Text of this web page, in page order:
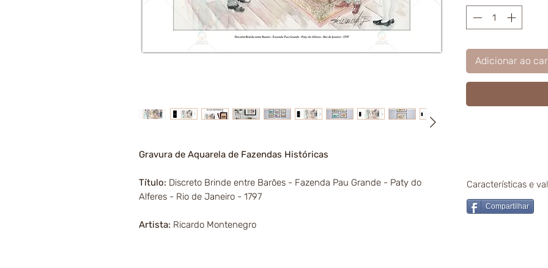
Gravura de Aquarela de Fazendas Históricas
Título: Discreto Brinde entre Barões - Fazenda Pau Grande - Paty do
Alferes - Rio de Janeiro - 1797
Artista: Ricardo Montenegro
Adicionar ao
Características e
Compartilhar